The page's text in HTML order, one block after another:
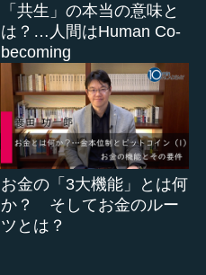
「共生」の本当の意味と
は？…人間はHuman Co-
becoming
お金の「3大機能」とは何
か？ そしてお金のルー
ツとは？